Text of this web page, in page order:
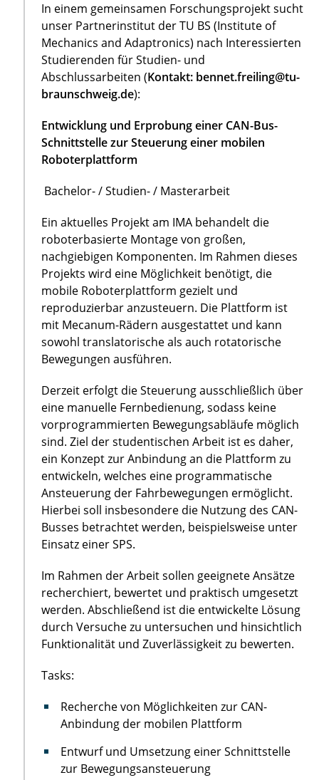
In einem gemeinsamen Forschungsprojekt sucht
unser Partnerinstitut der TU BS (Institute of
Mechanics and Adaptronics) nach Interessierten
Studierenden für Studien- und
Abschlussarbeiten (Kontakt: bennet.freiling@tu-
braunschweig.de):
Entwicklung und Erprobung einer CAN-Bus-
Schnittstelle zur Steuerung einer mobilen
Roboterplattform
Bachelor- / Studien- / Masterarbeit
Ein aktuelles Projekt am IMA behandelt die
roboterbasierte Montage von großen,
nachgiebigen Komponenten. Im Rahmen dieses
Projekts wird eine Möglichkeit benötigt, die
mobile Roboterplattform gezielt und
reproduzierbar anzusteuern. Die Plattform ist
mit Mecanum-Rädern ausgestattet und kann
sowohl translatorische als auch rotatorische
Bewegungen ausführen.
Derzeit erfolgt die Steuerung ausschließlich über
eine manuelle Fernbedienung, sodass keine
vorprogrammierten Bewegungsabläufe möglich
sind. Ziel der studentischen Arbeit ist es daher,
ein Konzept zur Anbindung an die Plattform zu
entwickeln, welches eine programmatische
Ansteuerung der Fahrbewegungen ermöglicht.
Hierbei soll insbesondere die Nutzung des CAN-
Busses betrachtet werden, beispielsweise unter
Einsatz einer SPS.
Im Rahmen der Arbeit sollen geeignete Ansätze
recherchiert, bewertet und praktisch umgesetzt
werden. Abschließend ist die entwickelte Lösung
durch Versuche zu untersuchen und hinsichtlich
Funktionalität und Zuverlässigkeit zu bewerten.
Tasks:
Recherche von Möglichkeiten zur CAN-
Anbindung der mobilen Plattform
Entwurf und Umsetzung einer Schnittstelle
zur Bewegungsansteuerung